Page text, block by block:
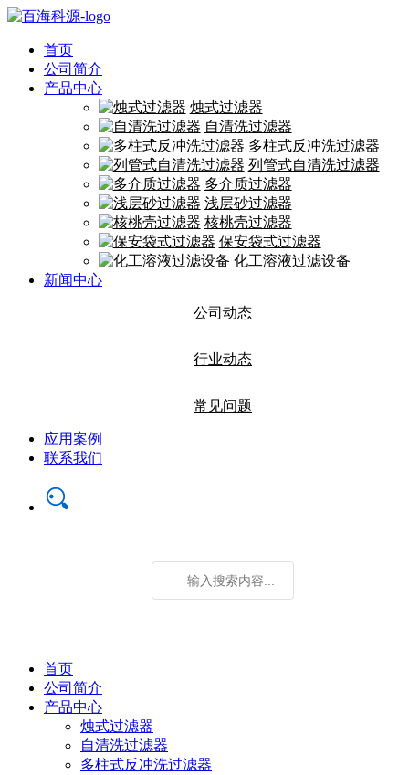
首页
公司简介
产品中心
烛式过滤器
自清洗过滤器
多柱式反冲洗过滤器
列管式自清洗过滤器
多介质过滤器
浅层砂过滤器
核桃壳过滤器
保安袋式过滤器
化工溶液过滤设备
新闻中心
公司动态
行业动态
常见问题
应用案例
联系我们
首页
公司简介
产品中心
烛式过滤器
自清洗过滤器
多柱式反冲洗过滤器